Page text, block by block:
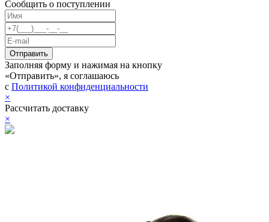
Сообщить о поступлении
Заполняя форму и нажимая на кнопку
«Отправить», я соглашаюсь
с Политикой конфиденциальности
×
Рассчитать доставку
×